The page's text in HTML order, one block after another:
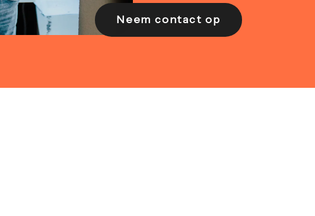
Neem contact op